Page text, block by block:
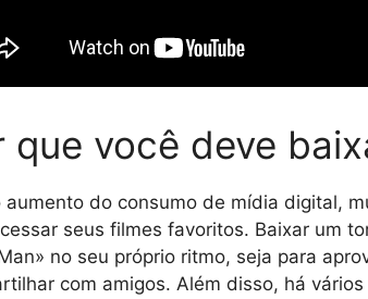
que você deve
aumento do consumo de mídia digital,
seus filmes favoritos. Baixar um
no seu próprio ritmo, seja para
com amigos. Além disso, há